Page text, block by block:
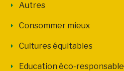
Autres
Consommer mieux
Cultures équitables
Education éco-responsable